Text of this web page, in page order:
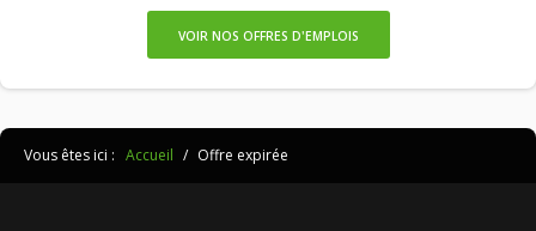
Salariés Aprojob
VOIR NOS OFFRES D'EMPLOIS
Vous êtes ici : Accueil / Offre expirée